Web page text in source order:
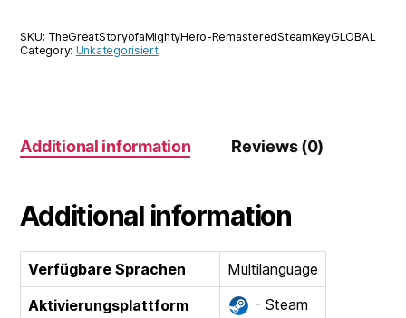
SKU: TheGreatStoryofaMightyHero-RemasteredSteamKeyGLOBAL
Category: Unkategorisiert
Additional information Reviews (0)
Additional information
Verfügbare Sprachen
Multilanguage
Aktivierungsplattform
- Steam